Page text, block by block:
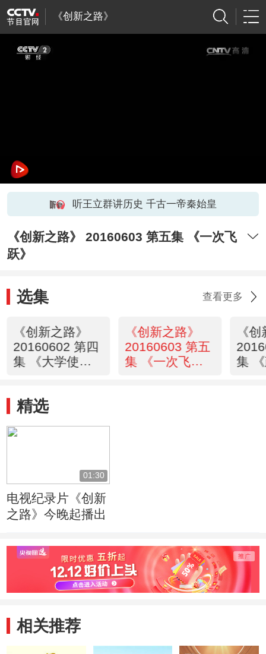
《创新之路》
听王立群讲历史 千古一帝秦始皇
《创新之路》 20160603 第五集 《一次飞
跃》
选集 查看更多
《创新之路》
20160602 第四
集 《大学使
《创新之路》
20160603 第五
集 《一次飞
《
集
精选
01:30
电视纪录片《创新
之路》今晚起播出
相关推荐